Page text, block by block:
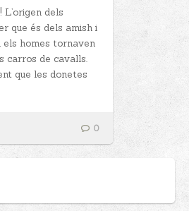
dels
que és dels amish i
els homes tornaven
carros de cavalls.
que les donetes
0